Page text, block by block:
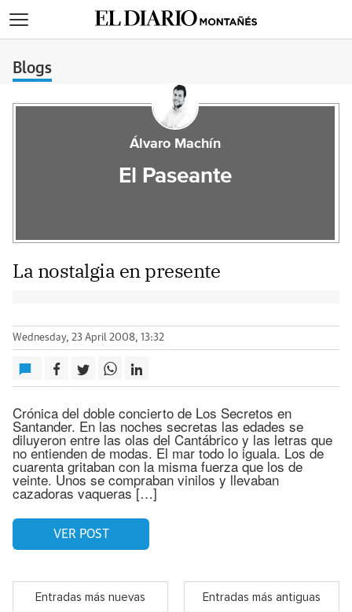
Blogs
Álvaro Machín
El Paseante
La nostalgia en presente
Wednesday, 23 April 2008, 13:32
Crónica del doble concierto de Los Secretos en
Santander. En las noches secretas las edades se
diluyeron entre las olas del Cantábrico y las letras que
no entienden de modas. El mar todo lo iguala. Los de
cuarenta gritaban con la misma fuerza que los de
veinte. Unos se compraban vinilos y llevaban
cazadoras vaqueras […]
VER POST
Entradas más nuevas Entradas más antiguas